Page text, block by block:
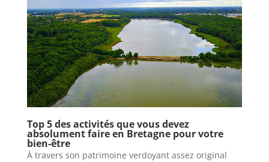
Top 5 des activités que vous devez
absolument faire en Bretagne pour votre
bien-être
À travers son patrimoine verdoyant assez original